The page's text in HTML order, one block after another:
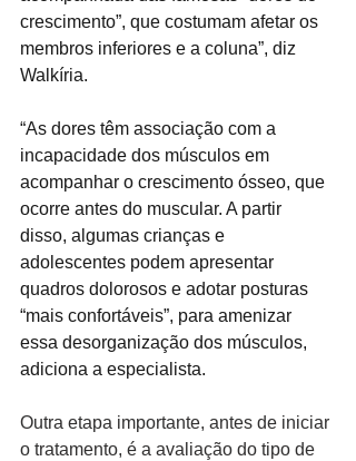
crescimento”, que costumam afetar os
membros inferiores e a coluna”, diz
Walkíria.
“As dores têm associação com a
incapacidade dos músculos em
acompanhar o crescimento ósseo, que
ocorre antes do muscular. A partir
disso, algumas crianças e
adolescentes podem apresentar
quadros dolorosos e adotar posturas
“mais confortáveis”, para amenizar
essa desorganização dos músculos,
adiciona a especialista.
Outra etapa importante, antes de iniciar
o tratamento, é a avaliação do tipo de